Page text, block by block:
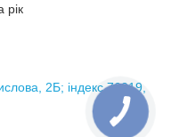
рік
2Б; індекс 76019,